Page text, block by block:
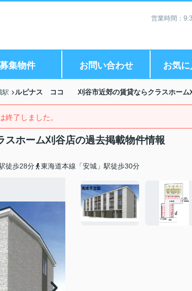
営業時間：
募集物件 お問い合わせ お気
駅 ルピナス ココ 刈谷市近郊の賃貸ならクラスホーム
終了しました。
ーム刈谷店の過去掲載物件情報
徒歩28分 東海道本線「安城」駅徒歩30分